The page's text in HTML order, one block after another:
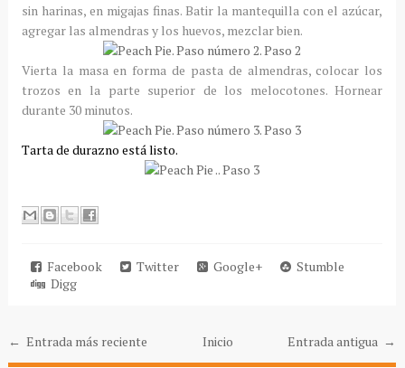
sin harinas, en migajas finas. Batir la mantequilla con el azúcar,
agregar las almendras y los huevos, mezclar bien.
Vierta la masa en forma de pasta de almendras, colocar los
trozos en la parte superior de los melocotones.Hornear
durante 30 minutos.
Tarta de durazno está listo.
Facebook Twitter Google+
Stumble
Digg
← Entrada más reciente Entrada antigua →
Inicio